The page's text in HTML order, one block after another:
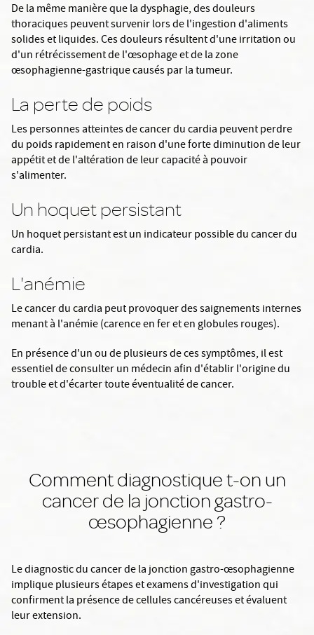
De la même manière que la dysphagie, des douleurs
thoraciques peuvent survenir lors de l'ingestion d'aliments
solides et liquides. Ces douleurs résultent d'une irritation ou
d'un rétrécissement de l'œsophage et de la zone
œsophagienne-gastrique causés par la tumeur.
La perte de poids
Les personnes atteintes de cancer du cardia peuvent perdre
du poids rapidement en raison d'une forte diminution de leur
appétit et de l'altération de leur capacité à pouvoir
s'alimenter.
Un hoquet persistant
Un hoquet persistant est un indicateur possible du cancer du
cardia.
L'anémie
Le cancer du cardia peut provoquer des saignements internes
menant à l'anémie (carence en fer et en globules rouges).
En présence d'un ou de plusieurs de ces symptômes, il est
essentiel de consulter un médecin afin d'établir l'origine du
trouble et d'écarter toute éventualité de cancer.
Comment diagnostique t-on un
cancer de la jonction gastro-
œsophagienne ?
Le diagnostic du cancer de la jonction gastro-œsophagienne
implique plusieurs étapes et examens d'investigation qui
confirment la présence de cellules cancéreuses et évaluent
leur extension.